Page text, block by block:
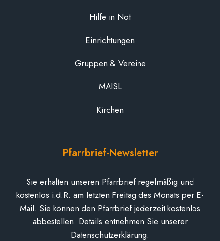
Hilfe in Not
Einrichtungen
Gruppen & Vereine
MAISL
Kirchen
Pfarrbrief-Newsletter
Sie erhalten unseren Pfarrbrief regelmäßig und
kostenlos i.d.R. am letzten Freitag des Monats per E-
Mail. Sie können den Pfarrbrief jederzeit kostenlos
abbestellen. Details entnehmen Sie unserer
Datenschutzerklärung.